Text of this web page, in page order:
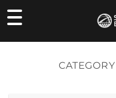
Skip
to